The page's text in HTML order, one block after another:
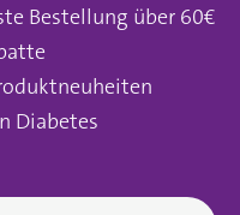
Bestellung über 60€
Diabetes